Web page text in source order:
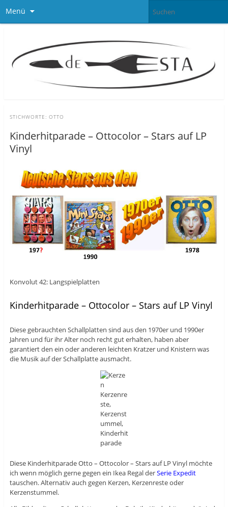
Menü
STICHWORTE: OTTO
Kinderhitparade – Ottocolor – Stars auf LP
Vinyl
Konvolut 42: Langspielplatten
Kinderhitparade – Ottocolor – Stars auf LP Vinyl
Diese gebrauchten Schallplatten sind aus den 1970er und 1990er
Jahren und für ihr Alter noch recht gut erhalten, haben aber
garantiert den ein oder anderen leichten Kratzer und Knistern was
die Musik auf der Schallplatte ausmacht.
Diese Kinderhitparade Otto ‎– Ottocolor – Stars auf LP Vinyl möchte
ich wenn möglich gerne gegen ein Ikea Regal derSerie Expedit
tauschen. Alternativ auch gegen Kerzen, Kerzenreste oder
Kerzenstummel.